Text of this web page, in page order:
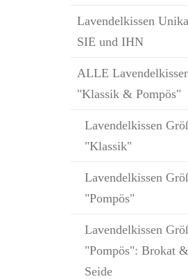
Lavendelkissen
SIE und IHN
ALLE
"Klassik & Pompös"
Lavendelkissen
"Klassik"
Lavendelkissen
"Pompös"
Lavendelkissen
"Pompös": Brokat
Seide